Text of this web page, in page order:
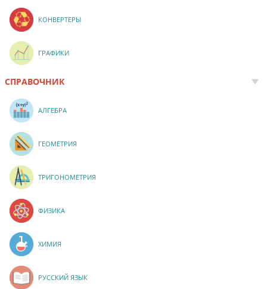
КОНВЕРТЕРЫ
ГРАФИКИ
СПРАВОЧНИК
АЛГЕБРА
ГЕОМЕТРИЯ
ТРИГОНОМЕТРИЯ
ФИЗИКА
ХИМИЯ
РУССКИЙ ЯЗЫК